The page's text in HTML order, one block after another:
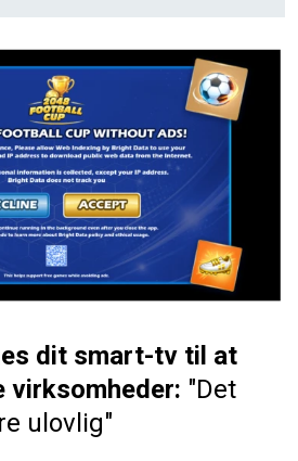
dit smart-tv til at
virksomheder: "Det
ulovlig"